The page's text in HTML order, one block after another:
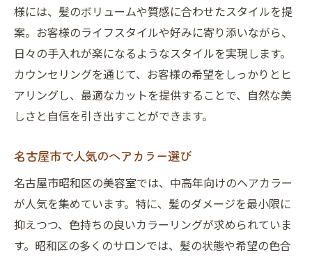
様には、髪のボリュームや質感に合わせたスタイルを提
案。お客様のライフスタイルや好みに寄り添いながら、
日々の手入れが楽になるようなスタイルを実現します。
カウンセリングを通じて、お客様の希望をしっかりとヒ
アリングし、最適なカットを提供することで、自然な美
しさと自信を引き出すことができます。
名古屋市で人気のヘアカラー選び
名古屋市昭和区の美容室では、中高年向けのヘアカラー
が人気を集めています。特に、髪のダメージを最小限に
抑えつつ、色持ちの良いカラーリングが求められていま
す。昭和区の多くのサロンでは、髪の状態や希望の色合